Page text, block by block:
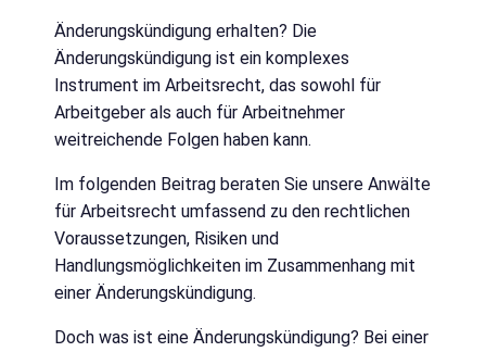
Änderungskündigung erhalten? Die
Änderungskündigung ist ein komplexes
Instrument im Arbeitsrecht, das sowohl für
Arbeitgeber als auch für Arbeitnehmer
weitreichende Folgen haben kann.
Im folgenden Beitrag beraten Sie unsere Anwälte
für Arbeitsrecht umfassend zu den rechtlichen
Voraussetzungen, Risiken und
Handlungsmöglichkeiten im Zusammenhang mit
einer Änderungskündigung.
Doch was ist eine Änderungskündigung? Bei einer